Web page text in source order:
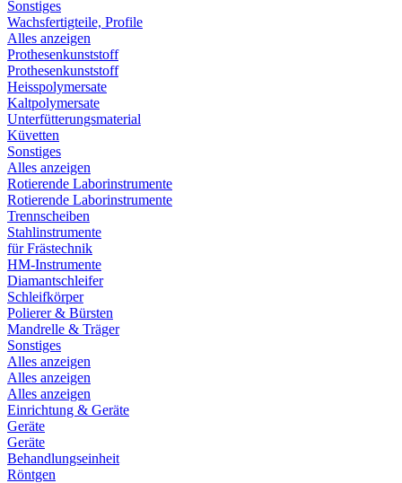
Sonstiges
Wachsfertigteile, Profile
Alles anzeigen
Prothesenkunststoff
Prothesenkunststoff
Heisspolymersate
Kaltpolymersate
Unterfütterungsmaterial
Küvetten
Sonstiges
Alles anzeigen
Rotierende Laborinstrumente
Rotierende Laborinstrumente
Trennscheiben
Stahlinstrumente
für Frästechnik
HM-Instrumente
Diamantschleifer
Schleifkörper
Polierer & Bürsten
Mandrelle & Träger
Sonstiges
Alles anzeigen
Alles anzeigen
Alles anzeigen
Einrichtung & Geräte
Geräte
Geräte
Behandlungseinheit
Röntgen